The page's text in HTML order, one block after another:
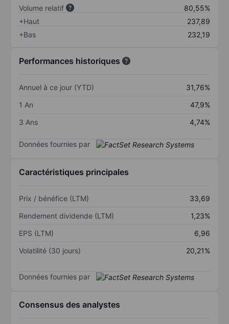
Volume relatif
80,55%
+Haut
237,89
+Bas
232,19
Performances historiques
Annuel à ce jour (YTD)
31,76%
1 An
47,9%
3 Ans
4,74%
Données fournies par
Caractéristiques principales
Prix / bénéfice (LTM)
33,69
Rendement dividende (LTM)
1,23%
EPS (LTM)
6,96
Volatilité (30 jours)
20,21%
Données fournies par
Consensus des analystes